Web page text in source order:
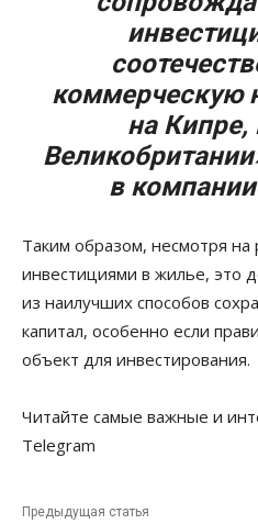
коммерческую
на Кипре,
в
Таким образом, несмотря на
инвестициями в жилье, это
из наилучших способов
капитал, особенно если
объект для инвестирования.
Читайте самые важные и
Telegram
Предыдущая статья